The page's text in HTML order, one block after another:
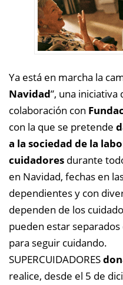
Ya está en marcha la
Navidad”, una iniciativa
colaboración con
con la que se pretende
a la sociedad de la
cuidadores durante
en Navidad, fechas en
dependientes y con
dependen de los
pueden estar
para seguir cuidando.
SUPERCUIDADORES
realice, desde el 5 de